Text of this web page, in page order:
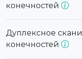
конечностей
Дуплексное
конечностей